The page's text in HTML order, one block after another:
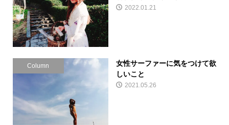
2022.01.21
Column
女性サーファーに気をつけて欲
しいこと
2021.05.26